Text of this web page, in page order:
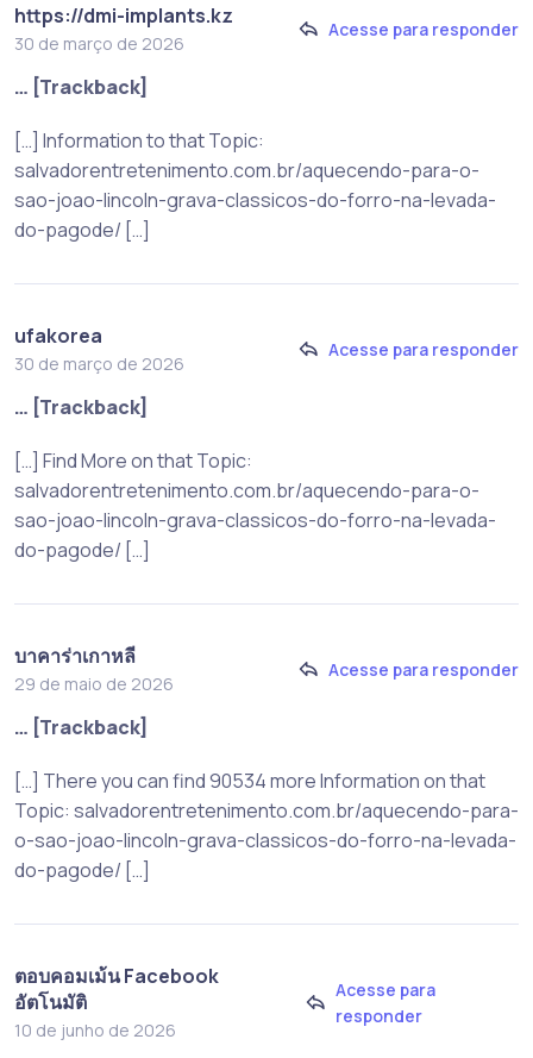
https://dmi-implants.kz
30 de março de 2026
Acesse para responder
… [Trackback]
[…] Information to that Topic:
salvadorentretenimento.com.br/aquecendo-para-o-
sao-joao-lincoln-grava-classicos-do-forro-na-levada-
do-pagode/ […]
ufakorea
30 de março de 2026
Acesse para responder
… [Trackback]
[…] Find More on that Topic:
salvadorentretenimento.com.br/aquecendo-para-o-
sao-joao-lincoln-grava-classicos-do-forro-na-levada-
do-pagode/ […]
บาคาร่าเกาหลี
29 de maio de 2026
Acesse para responder
… [Trackback]
[…] There you can find 90534 more Information on that
Topic: salvadorentretenimento.com.br/aquecendo-para-
o-sao-joao-lincoln-grava-classicos-do-forro-na-levada-
do-pagode/ […]
ตอบคอมเม้น Facebook
อัตโนมัติ
10 de junho de 2026
Acesse para
responder